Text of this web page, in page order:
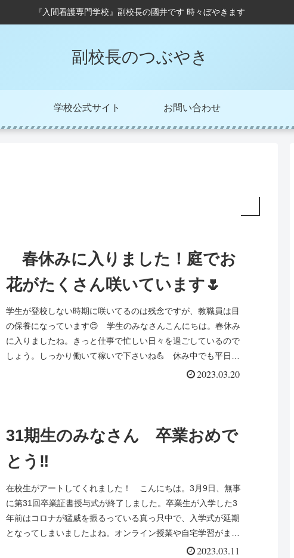
『入間看護専門学校』副校長の國井です 時々ぼやきます
副校長のつぶやき
学校公式サイト お問い合わせ
春休みに入りました！庭でお
花がたくさん咲いています🌷
学生が登校しない時期に咲いてるのは残念ですが、教職員は目
の保養になっています😊 学生のみなさんこんにちは。春休み
に入りましたね。きっと仕事で忙しい日々を過ごしているので
しょう。しっかり働いて稼いで下さいね💪 休み中でも平日は
2023.03.20
31期生のみなさん 卒業おめで
とう‼️
在校生がアートしてくれました！ こんにちは。3月9日、無事
に第31回卒業証書授与式が終了しました。卒業生が入学した3
年前はコロナが猛威を振るっている真っ只中で、入学式が延期
となってしまいましたよね。オンライン授業や自宅学習がまま
2023.03.11